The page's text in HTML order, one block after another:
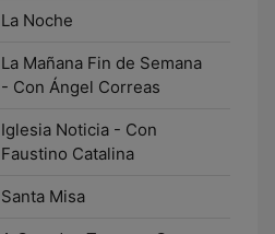
La Noche
La Mañana Fin de Semana
- Con Ángel Correas
Iglesia Noticia - Con
Faustino Catalina
Santa Misa